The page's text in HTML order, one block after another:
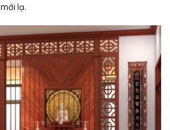
lạ.